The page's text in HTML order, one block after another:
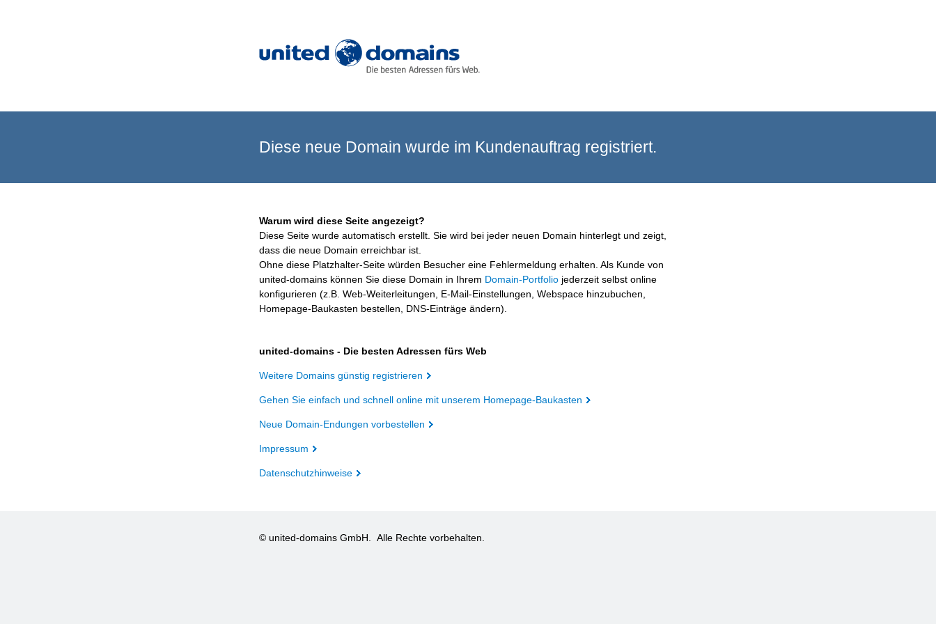
Diese neue Domain wurde im Kundenauftrag registriert.
Warum wird diese Seite angezeigt?
Diese Seite wurde automatisch erstellt. Sie wird bei jeder neuen Domain hinterlegt und zeigt,
dass die neue Domain erreichbar ist.
Ohne diese Platzhalter-Seite würden Besucher eine Fehlermeldung erhalten. Als Kunde von
united-domains können Sie diese Domain in Ihrem Domain-Portfolio jederzeit selbst online
konfigurieren (z.B. Web-Weiterleitungen, E-Mail-Einstellungen, Webspace hinzubuchen,
Homepage-Baukasten bestellen, DNS-Einträge ändern).
united-domains - Die besten Adressen fürs Web
Weitere Domains günstig registrieren
Gehen Sie einfach und schnell online mit unserem Homepage-Baukasten
Neue Domain-Endungen vorbestellen
Impressum
Datenschutzhinweise
© united-domains GmbH. Alle Rechte vorbehalten.